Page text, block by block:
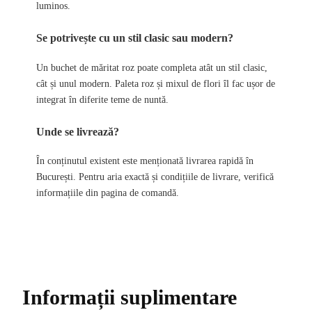
luminos.
Se potrivește cu un stil clasic sau modern?
Un buchet de măritat roz poate completa atât un stil clasic,
cât și unul modern. Paleta roz și mixul de flori îl fac ușor de
integrat în diferite teme de nuntă.
Unde se livrează?
În conținutul existent este menționată livrarea rapidă în
București. Pentru aria exactă și condițiile de livrare, verifică
informațiile din pagina de comandă.
Informații suplimentare